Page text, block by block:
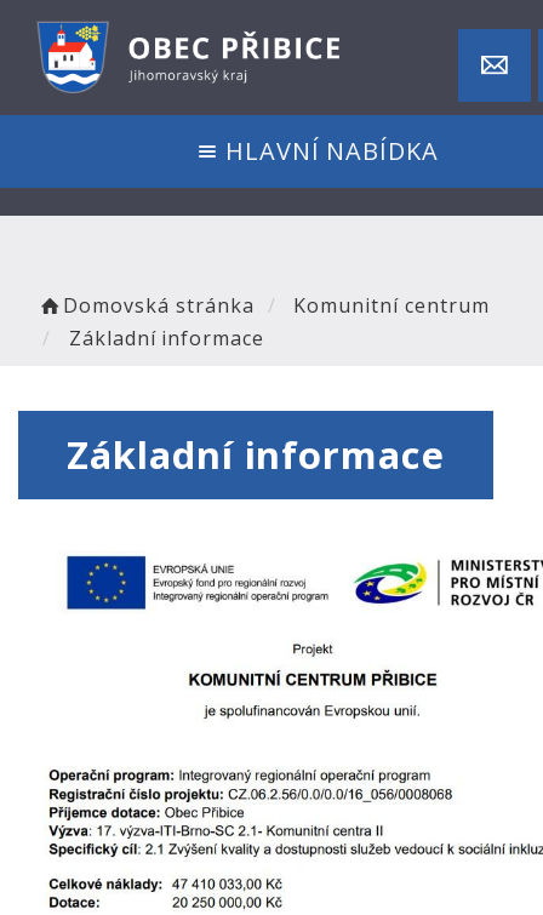
HLAVNÍ NABÍDKA
Domovská stránka
Komunitní centrum
Základní informace
Základní informace